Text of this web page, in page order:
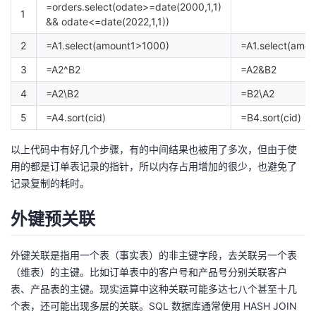
1
=orders.select(odate>=date(2000,1,1)
&& odate<=date(2022,1,1))
2
=A1.select(amount1>1000)
3
=A2^B2
=A2&B2
4
=A2\B2
=B2\A2
5
=A4.sort(cid) =B4.sort(cid)
以上代码中有好几个步骤，有的中间结果也被用了多次，但由于使
用的都是订单表记录的指针，所以内存占用增加的很少，也避免了
记录复制的耗时。
外键预关联
外键关联是指用一个表（事实表）的非主键字段，去关联另一个表
（维表）的主键。比如订单表中的客户号和产品号分别关联客户
表、产品表的主键。现实运算中这种关联可能多达七八个甚至十几
个表，还可能出现多层的关联。SQL 数据库通常使用 HASH JOIN